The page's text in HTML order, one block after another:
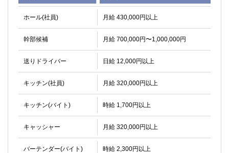
ホール(社員) 月給 430,000円以上
幹部候補 月給 700,000円〜1,000,000円
送りドライバー 日給 12,000円以上
キッチン(社員) 月給 320,000円以上
キッチン(バイト) 時給 1,700円以上
キャッシャー 月給 320,000円以上
バーテンダー(バイト) 時給 2,300円以上